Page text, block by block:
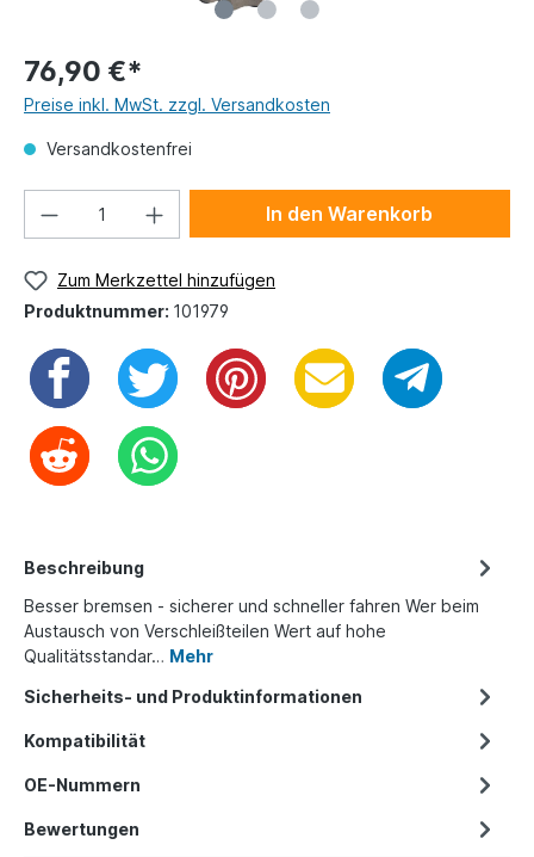
76,90 €*
Preise inkl. MwSt. zzgl. Versandkosten
Versandkostenfrei
In den Warenkorb
Zum Merkzettel hinzufügen
Produktnummer: 101979
Beschreibung
Besser bremsen - sicherer und schneller fahren Wer beim
Austausch von Verschleißteilen Wert auf hohe
Qualitätsstandar… Mehr
Sicherheits- und Produktinformationen
Kompatibilität
OE-Nummern
Bewertungen